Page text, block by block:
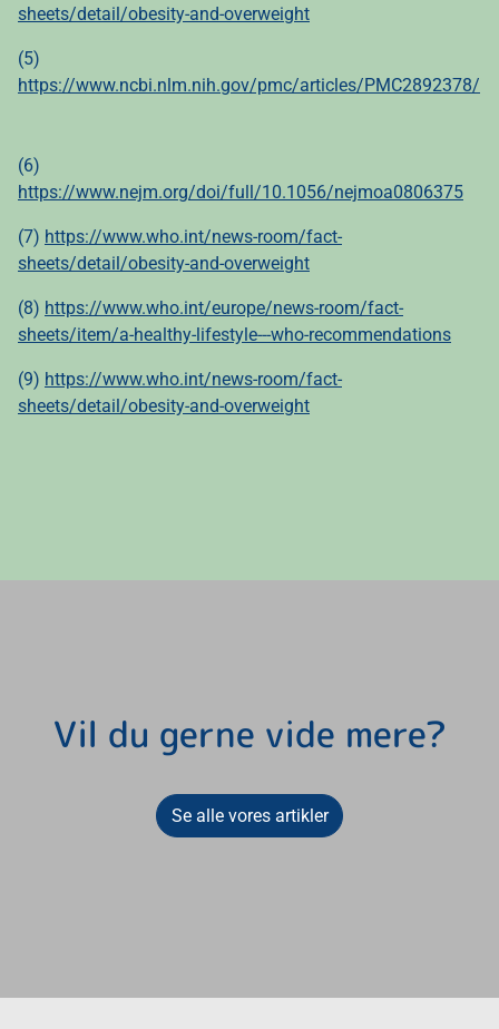
sheets/detail/obesity-and-overweight
(5)
https://www.ncbi.nlm.nih.gov/pmc/articles/PMC2892378/
(6)
https://www.nejm.org/doi/full/10.1056/nejmoa0806375
(7) https://www.who.int/news-room/fact-
sheets/detail/obesity-and-overweight
(8) https://www.who.int/europe/news-room/fact-
sheets/item/a-healthy-lifestyle---who-recommendations
(9) https://www.who.int/news-room/fact-
sheets/detail/obesity-and-overweight
Vil du gerne vide mere?
Se alle vores artikler